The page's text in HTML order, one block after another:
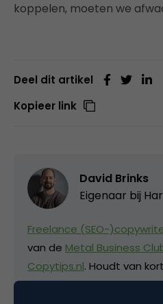
koppelen, moeten we
Deel dit artikel
Kopieer link
David Brinks
Eigenaar bij
Freelance (SEO-
van de Metal Business
Copytips.nl. Houdt van